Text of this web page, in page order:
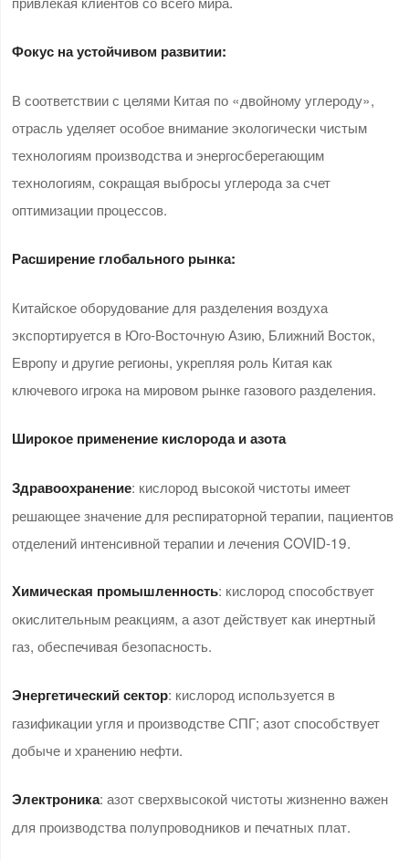
Фокус на устойчивом развитии:
В соответствии с целями Китая по «двойному углероду»,
отрасль уделяет особое внимание экологически чистым
технологиям производства и энергосберегающим
технологиям, сокращая выбросы углерода за счет
оптимизации процессов.
Расширение глобального рынка:
Китайское оборудование для разделения воздуха
экспортируется в Юго-Восточную Азию, Ближний Восток,
Европу и другие регионы, укрепляя роль Китая как
ключевого игрока на мировом рынке газового разделения.
Широкое применение кислорода и азота
Здравоохранение: кислород высокой чистоты имеет
решающее значение для респираторной терапии, пациентов
отделений интенсивной терапии и лечения COVID-19.
Химическая промышленность: кислород способствует
окислительным реакциям, а азот действует как инертный
газ, обеспечивая безопасность.
Энергетический сектор: кислород используется в
газификации угля и производстве СПГ; азот способствует
добыче и хранению нефти.
Электроника: азот сверхвысокой чистоты жизненно важен
для производства полупроводников и печатных плат.